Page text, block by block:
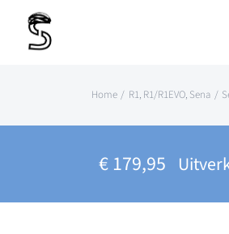
naar
Home R1 R1/R1EVO Sena
€179,95